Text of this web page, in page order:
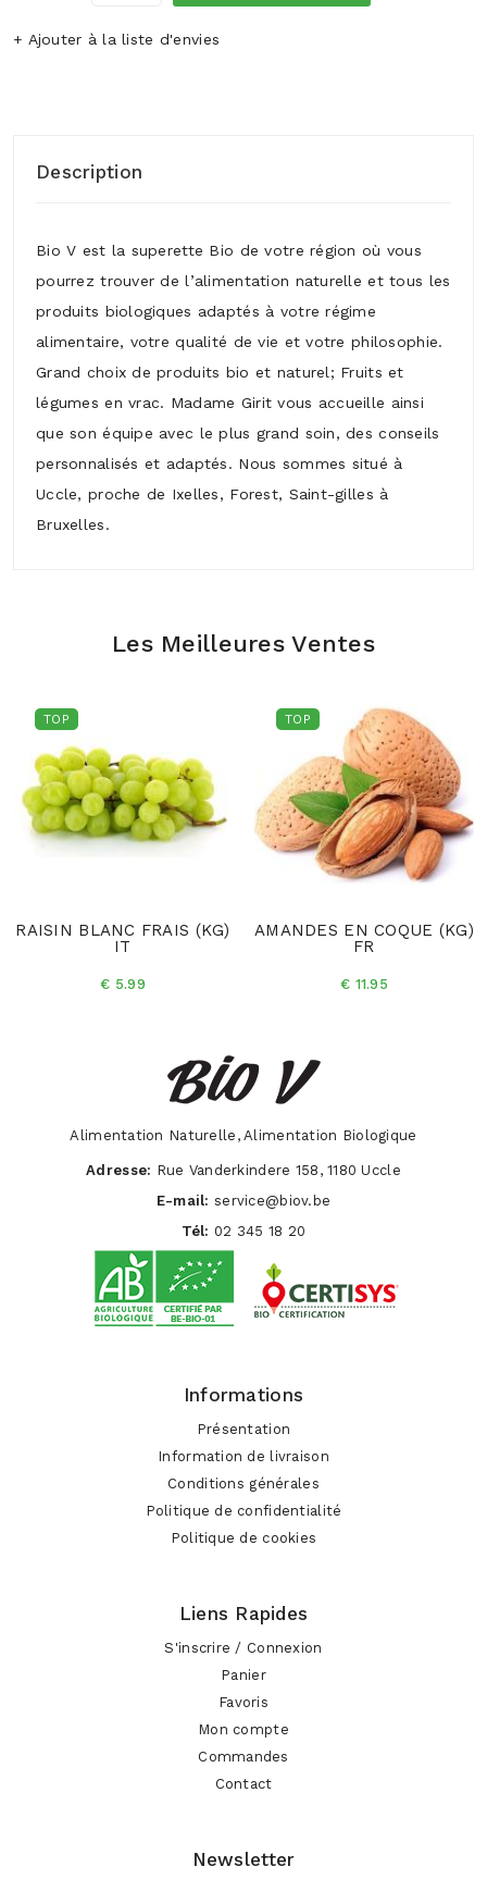
+ Ajouter à la liste d'envies
Description
Bio V est la superette Bio de votre région où vous
pourrez trouver de l’alimentation naturelle et tous les
produits biologiques adaptés à votre régime
alimentaire, votre qualité de vie et votre philosophie.
Grand choix de produits bio et naturel; Fruits et
légumes en vrac. Madame Girit vous accueille ainsi
que son équipe avec le plus grand soin, des conseils
personnalisés et adaptés. Nous sommes situé à
Uccle, proche de Ixelles, Forest, Saint-gilles à
Bruxelles.
Les Meilleures Ventes
TOP
RAISIN BLANC FRAIS (KG)
IT
€ 5.99
TOP
AMANDES EN COQUE (KG)
FR
€ 11.95
Alimentation Naturelle, Alimentation Biologique
Adresse: Rue Vanderkindere 158, 1180 Uccle
E-mail: service@biov.be
Tél: 02 345 18 20
Informations
Présentation
Information de livraison
Conditions générales
Politique de confidentialité
Politique de cookies
Liens Rapides
S'inscrire / Connexion
Panier
Favoris
Mon compte
Commandes
Contact
Newsletter